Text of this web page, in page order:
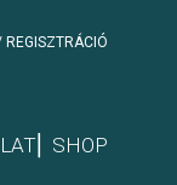
REGISZTRÁCIÓ
⎢ SHOP